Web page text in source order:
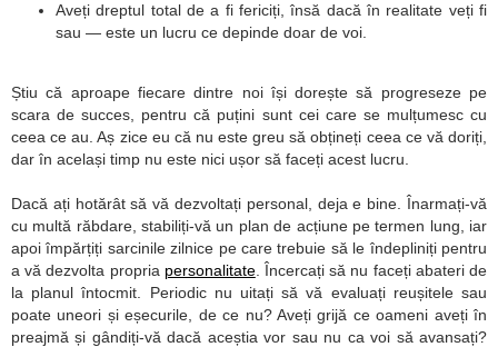
Aveți dreptul total de a fi fericiți, însă dacă în realitate veți fi
sau — este un lucru ce depinde doar de voi.
Știu că aproape fiecare dintre noi își dorește să progreseze pe
scara de succes, pentru că puțini sunt cei care se mulțumesc cu
ceea ce au. Aș zice eu că nu este greu să obțineți ceea ce vă doriți,
dar în același timp nu este nici ușor să faceți acest lucru.
Dacă ați hotărât să vă dezvoltați personal, deja e bine. Înarmați-vă
cu multă răbdare, stabiliți-vă un plan de acțiune pe termen lung, iar
apoi împărțiți sarcinile zilnice pe care trebuie să le îndepliniți pentru
a vă dezvolta propria personalitate. Încercați să nu faceți abateri de
la planul întocmit. Periodic nu uitați să vă evaluați reușitele sau
poate uneori și eșecurile, de ce nu? Aveți grijă ce oameni aveți în
preajmă și gândiți-vă dacă aceștia vor sau nu ca voi să avansați?